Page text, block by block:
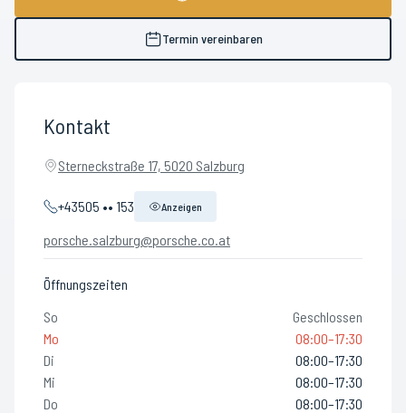
Termin vereinbaren
Kontakt
Sterneckstraße 17, 5020 Salzburg
+43505 •• 153 Anzeigen
porsche.salzburg@porsche.co.at
Öffnungszeiten
So
Geschlossen
Mo
08:00–17:30
Di
08:00–17:30
Mi
08:00–17:30
Do
08:00–17:30